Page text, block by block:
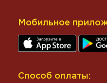
Мобильное
Способ оплаты: